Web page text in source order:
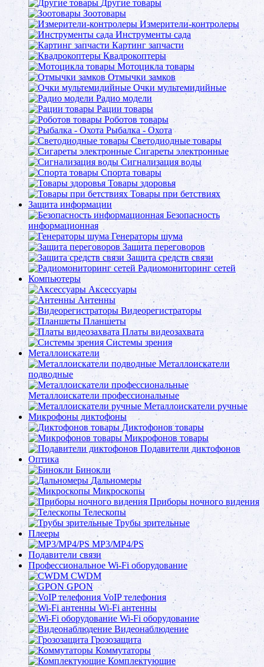
Другие товары
Зоотовары
Измерители-контролеры
Инструменты сада
Картинг запчасти
Квадрокоптеры
Мотоцикла товары
Отмычки замков
Очки мультемидийные
Радио модели
Рации товары
Роботов товары
Рыбалка - Охота
Светодиодные товары
Сигареты электронные
Сигнализация воды
Спорта товары
Товары здоровья
Товары при бетствиях
Защита информации
Безопасность
информационная
Генераторы шума
Защита переговоров
Защита средств связи
Радиомониторинг сетей
Компьютеры
Аксессуары
Антенны
Видеорегистраторы
Планшеты
Платы видеозахвата
Системы зрения
Металлоискатели
Металлоискатели
подводные
Металлоискатели профессиональные
Металлоискатели ручные
Микрофоны диктофоны
Диктофонов товары
Микрофонов товары
Подавители диктофонов
Оптика
Бинокли
Дальномеры
Микроскопы
Приборы ночного видения
Телескопы
Трубы зрительные
Плееры
MP3/MP4/PS
Подавители связи
Профессиональное Wi-Fi оборудование
CWDM
GPON
VoIP телефония
Wi-Fi антенны
Wi-Fi оборудование
Видеонаблюдение
Грозозащита
Коммутаторы
Комплектующие